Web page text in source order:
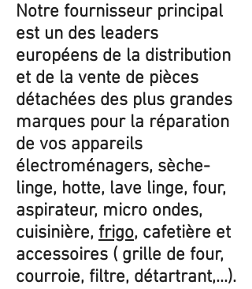
Notre fournisseur principal
est un des leaders
européens de la distribution
et de la vente de pièces
détachées des plus grandes
marques pour la réparation
de vos appareils
électroménagers, sèche-
linge, hotte, lave linge, four,
aspirateur, micro ondes,
cuisinière, frigo, cafetière et
accessoires ( grille de four,
courroie, filtre, détartrant,...).